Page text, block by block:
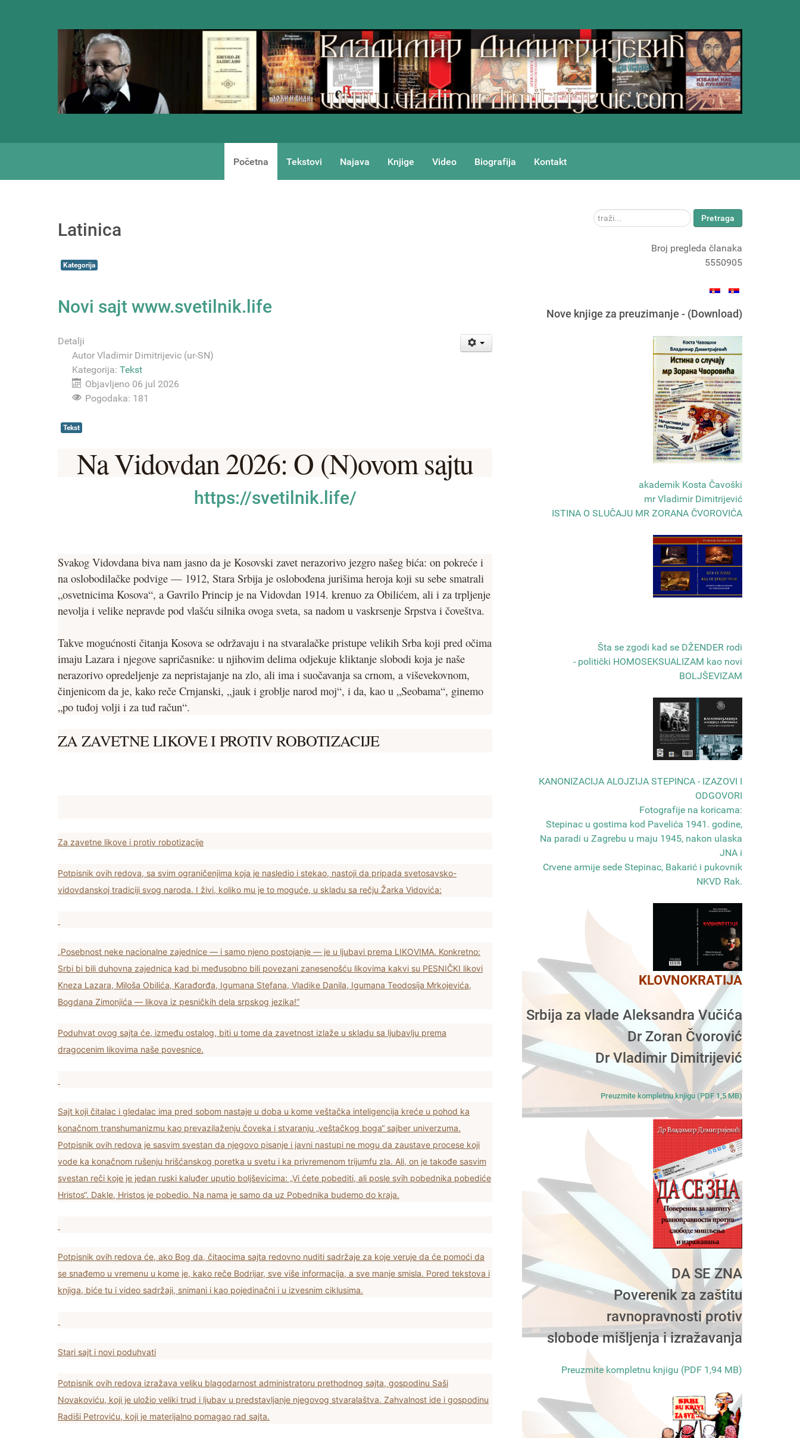
Početna Tekstovi Najava Knjige Video Biografija Kontakt
Latinica
Kategorija
Novi sajt www.svetilnik.life
Detalji
Autor Vladimir Dimitrijevic (ur-SN)
Kategorija: Tekst
Objavljeno 06 jul 2026
Pogodaka: 181
Tekst
Na Vidovdan 2026: O (N)ovom sajtu
https://svetilnik.life/
Svakog Vidovdana biva nam jasno da je Kosovski zavet nerazorivo jezgro našeg bića: on pokreće i
na oslobodilačke podvige — 1912, Stara Srbija je oslobođena jurišima heroja koji su sebe smatrali
„osvetnicima Kosova“, a Gavrilo Princip je na Vidovdan 1914. krenuo za Obilićem, ali i za trpljenje
nevolja i velike nepravde pod vlašću silnika ovoga sveta, sa nadom u vaskrsenje Srpstva i čoveštva.
Takve mogućnosti čitanja Kosova se održavaju i na stvaralačke pristupe velikih Srba koji pred očima
imaju Lazara i njegove sapričasnike: u njihovim delima odjekuje kliktanje slobodi koja je naše
nerazorivo opredeljenje za nepristajanje na zlo, ali ima i suočavanja sa crnom, a viševekovnom,
činjenicom da je, kako reče Crnjanski, „jauk i groblje narod moj“, i da, kao u „Seobama“, ginemo
„po tuđoj volji i za tuđ račun“.
ZA ZAVETNE LIKOVE I PROTIV ROBOTIZACIJE
Za zavetne likove i protiv robotizacije
Potpisnik ovih redova, sa svim ograničenjima koja je nasledio i stekao, nastoji da pripada svetosavsko-
vidovdanskoj tradiciji svog naroda. I živi, koliko mu je to moguće, u skladu sa rečju Žarka Vidovića:
„Posebnost neke nacionalne zajednice — i samo njeno postojanje — je u ljubavi prema LIKOVIMA. Konkretno:
Srbi bi bili duhovna zajednica kad bi međusobno bili povezani zanesenošću likovima kakvi su PESNIČKI likovi
Kneza Lazara, Miloša Obilića, Karađorđa, Igumana Stefana, Vladike Danila, Igumana Teodosija Mrkojevića,
Bogdana Zimonjića — likova iz pesničkih dela srpskog jezika!“
Poduhvat ovog sajta će, između ostalog, biti u tome da zavetnost izlaže u skladu sa ljubavlju prema
dragocenim likovima naše povesnice.
Sajt koji čitalac i gledalac ima pred sobom nastaje u doba u kome veštačka inteligencija kreće u pohod ka
konačnom transhumanizmu kao prevazilaženju čoveka i stvaranju „veštačkog boga“ sajber univerzuma.
Potpisnik ovih redova je sasvim svestan da njegovo pisanje i javni nastupi ne mogu da zaustave procese koji
vode ka konačnom rušenju hrišćanskog poretka u svetu i ka privremenom trijumfu zla. Ali, on je takođe sasvim
svestan reči koje je jedan ruski kaluđer uputio boljševicima: „Vi ćete pobediti, ali posle svih pobednika pobediće
Hristos“. Dakle, Hristos je pobedio. Na nama je samo da uz Pobednika budemo do kraja.
Potpisnik ovih redova će, ako Bog da, čitaocima sajta redovno nuditi sadržaje za koje veruje da će pomoći da
se snađemo u vremenu u kome je, kako reče Bodrijar, sve više informacija, a sve manje smisla. Pored tekstova i
knjiga, biće tu i video sadržaji, snimani i kao pojedinačni i u izvesnim ciklusima.
Stari sajt i novi poduhvati
Potpisnik ovih redova izražava veliku blagodarnost administratoru prethodnog sajta, gospodinu Saši
Novakoviću, koji je uložio veliki trud i ljubav u predstavljanje njegovog stvaralaštva. Zahvalnost ide i gospodinu
Radiši Petroviću, koji je materijalno pomagao rad sajta.
traži... Pretraga
Broj pregleda članaka
5550905
Nove knjige za preuzimanje - (Download)
akademik Kosta Čavoški
mr Vladimir Dimitrijević
ISTINA O SLUČAJU MR ZORANA ČVOROVIĆA
Šta se zgodi kad se DŽENDER rodi
- politički HOMOSEKSUALIZAM kao novi
BOLJŠEVIZAM
КANONIZACIJA ALOJZIJA STEPINCA - IZAZOVI I
ODGOVORI
Fotografije na koricama:
Stepinac u gostima kod Pavelića 1941. godine,
Na paradi u Zagrebu u maju 1945, nakon ulaska
JNA i
Crvene armije sede Stepinac, Bakarić i pukovnik
NKVD Rak.
KLOVNOKRATIJA
Srbija za vlade Aleksandra Vučića
Dr Zoran Čvorović
Dr Vladimir Dimitrijević
Preuzmite kompletnu knjigu (PDF 1,5 MB)
DA SE ZNA
Poverenik za zaštitu
ravnopravnosti protiv
slobode mišljenja i izražavanja
Preuzmite kompletnu knjigu (PDF 1,94 MB)